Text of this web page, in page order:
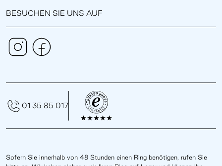
BESUCHEN SIE UNS AUF
Sofern Sie innerhalb von 48 Stunden einen Ring benötigen, rufen Sie
01 35 85 017